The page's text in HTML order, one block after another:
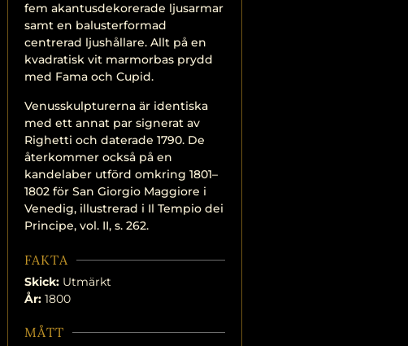
fem akantusdekorerade ljusarmar
samt en balusterformad
centrerad ljushållare. Allt på en
kvadratisk vit marmorbas prydd
med Fama och Cupid.
Venusskulpturerna är identiska
med ett annat par signerat av
Righetti och daterade 1790. De
återkommer också på en
kandelaber utförd omkring 1801–
1802 för San Giorgio Maggiore i
Venedig, illustrerad i Il Tempio dei
Principe, vol. II, s. 262.
FAKTA
Skick:Utmärkt
År:1800
MÅTT